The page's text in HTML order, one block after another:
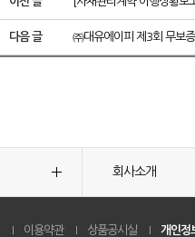
다음 글 ㈜대유에이피 제3회 무보
회사소개
이용약관 상품공시실 개인정